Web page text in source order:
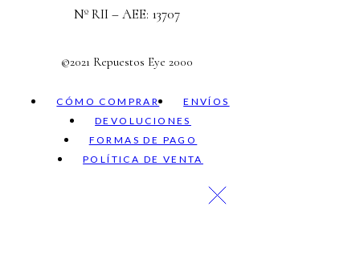
Nº RII – AEE: 13707
©2021 Repuestos Eye 2000
CÓMO COMPRAR
ENVÍOS
DEVOLUCIONES
FORMAS DE PAGO
POLÍTICA DE VENTA